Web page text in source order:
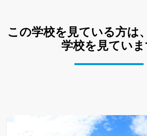
この学校を見ている方は
学校を見てい